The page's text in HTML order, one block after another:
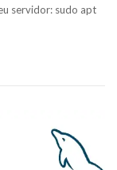
servidor: sudo apt